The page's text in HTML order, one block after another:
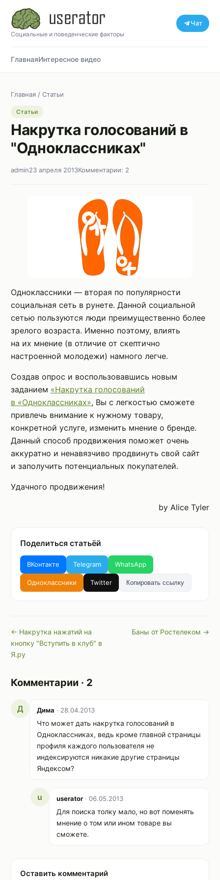
Социальные и поведенческие факторы
Чат
ГлавнаяИнтересное видео
Главная / Статьи
Статьи
Накрутка голосований в
"Одноклассниках"
admin23 апреля 2013Комментарии: 2
Одноклассники — вторая по популярности
социальная сеть в рунете. Данной социальной
сетью пользуются люди преимущественно более
зрелого возраста. Именно поэтому, влиять
на их мнение (в отличие от скептично
настроенной молодежи) намного легче.
Создав опрос и воспользовавшись новым
заданием «Накрутка голосований
в «Одноклассниках», Вы с легкостью сможете
привлечь внимание к нужному товару,
конкретной услуге, изменить мнение о бренде.
Данный способ продвижения поможет очень
аккуратно и ненавязчиво продвинуть свой сайт
и заполучить потенциальных покупателей.
Удачного продвижения!
by Alice Tyler
Поделиться статьёй
ВКонтакте Telegram WhatsApp
Одноклассники Twitter Копировать ссылку
← Накрутка нажатий на
кнопку "Вступить в клуб" в
Я.ру
Баны от Ростелеком →
Комментарии · 2
Д Дима · 28.04.2013
Что может дать накрутка голосований в
Одноклассниках, ведь кроме главной страницы
профиля каждого пользователя не
индексируются никакие другие страницы
Яндексом?
u userator · 06.05.2013
Для поиска толку мало, но вот поменять
мнение о том или ином товаре вы
сможете.
Оставить комментарий